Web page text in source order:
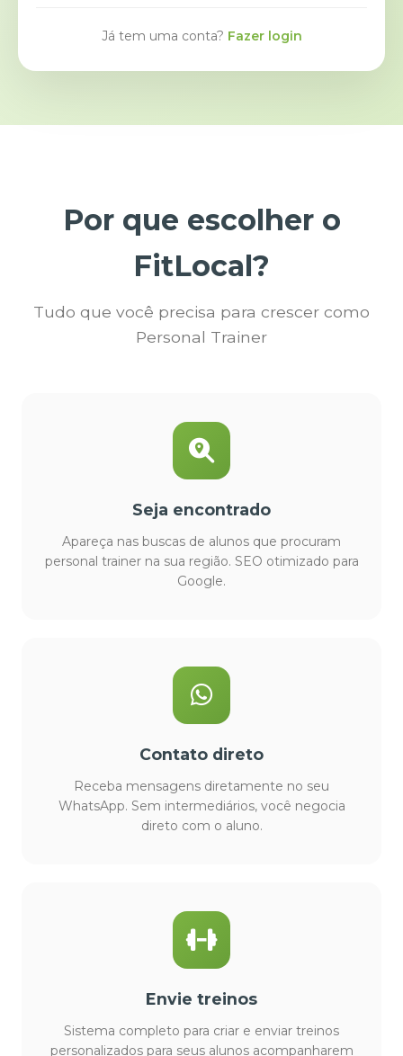
Já tem uma conta? Fazer login
Por que escolher o
FitLocal?
Tudo que você precisa para crescer como
Personal Trainer
Seja encontrado
Apareça nas buscas de alunos que procuram
personal trainer na sua região. SEO otimizado para
Google.
Contato direto
Receba mensagens diretamente no seu
WhatsApp. Sem intermediários, você negocia
direto com o aluno.
Envie treinos
Sistema completo para criar e enviar treinos
personalizados para seus alunos acompanharem